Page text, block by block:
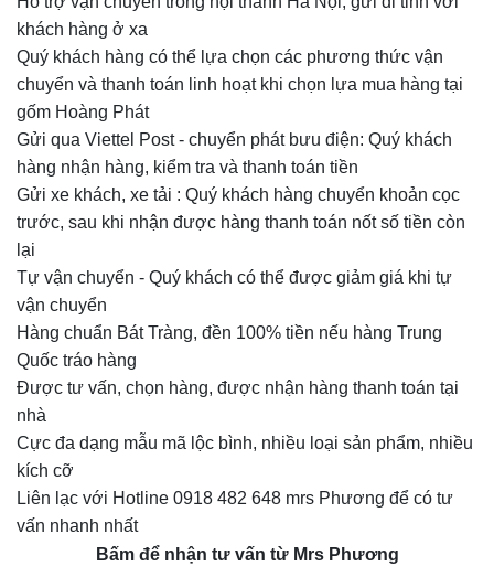
khách hàng ở xa
Quý khách hàng có thể lựa chọn các phương thức vận
chuyển và thanh toán linh hoạt khi chọn lựa mua hàng tại
gốm Hoàng Phát
Gửi qua Viettel Post - chuyển phát bưu điện: Quý khách
hàng nhận hàng, kiểm tra và thanh toán tiền
Gửi xe khách, xe tải : Quý khách hàng chuyển khoản cọc
trước, sau khi nhận được hàng thanh toán nốt số tiền còn
lại
Tự vận chuyển - Quý khách có thể được giảm giá khi tự
vận chuyển
Hàng chuẩn Bát Tràng, đền 100% tiền nếu hàng Trung
Quốc tráo hàng
Được tư vấn, chọn hàng, được nhận hàng thanh toán tại
nhà
Cực đa dạng mẫu mã lộc bình, nhiều loại sản phẩm, nhiều
kích cỡ
Liên lạc với Hotline 0918 482 648 mrs Phương để có tư
vấn nhanh nhất
Bấm để nhận tư vấn từ Mrs Phương